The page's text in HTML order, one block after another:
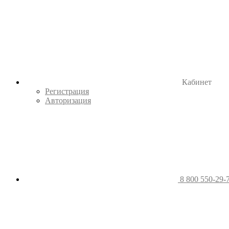
Кабинет
Регистрация
Авторизация
8 800 550-29-